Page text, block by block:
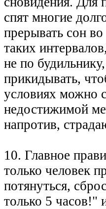
спят многие
прерывать сон
таких
не по
прикидывать,
условиях можно
недостижимой
напротив,
10. Главное
только человек
потянуться,
только 5 часов!"